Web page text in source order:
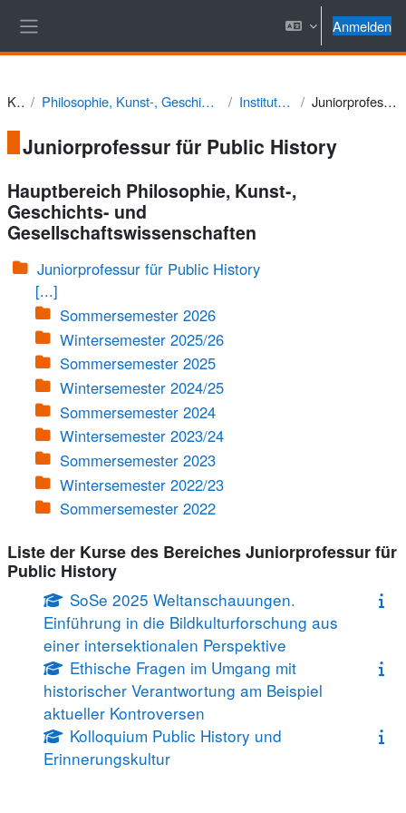
Anmelden
Kurse Philosophie, Kunst-, Geschichts- und Gesellschaftswissenschaften Institut für Geschichte Juniorprofessur für Public History
Juniorprofessur für Public History
Hauptbereich Philosophie, Kunst-,
Geschichts- und
Gesellschaftswissenschaften
Juniorprofessur für Public History
[...]
Sommersemester 2026
Wintersemester 2025/26
Sommersemester 2025
Wintersemester 2024/25
Sommersemester 2024
Wintersemester 2023/24
Sommersemester 2023
Wintersemester 2022/23
Sommersemester 2022
Liste der Kurse des Bereiches Juniorprofessur für
Public History
SoSe 2025 Weltanschauungen.
Einführung in die Bildkulturforschung aus
einer intersektionalen Perspektive
Ethische Fragen im Umgang mit
historischer Verantwortung am Beispiel
aktueller Kontroversen
Kolloquium Public History und
Erinnerungskultur